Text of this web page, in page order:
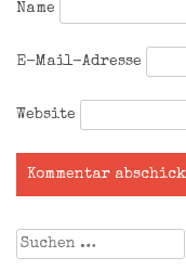
Name
E-Mail-Adresse
Website
Suchen
nach: